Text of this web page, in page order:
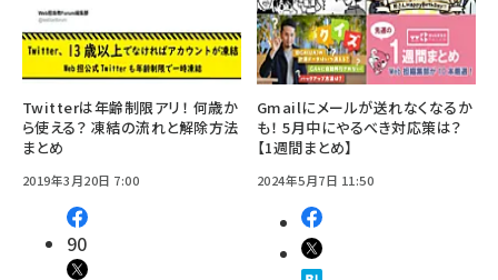
Twitterは年齢制限アリ！ 何歳か
ら使える？ 凍結の流れと解除方法
まとめ
2019年3月20日 7:00
90
Gmailにメールが送れなくなるか
も！ 5月中にやるべき対応策は？
【1週間まとめ】
2024年5月7日 11:50